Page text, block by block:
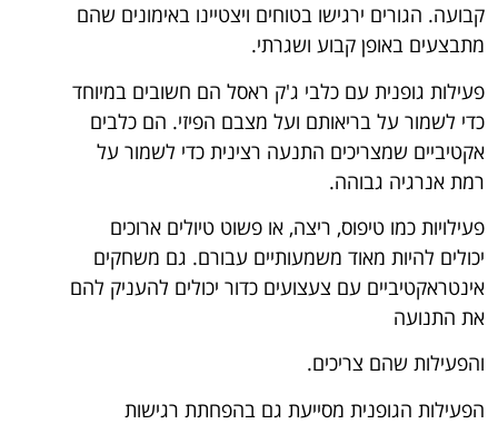
קבועה. הגורים ירגישו בטוחים ויצטיינו באימונים שהם
מתבצעים באופן קבוע ושגרתי.
פעילות גופנית עם כלבי ג'ק ראסל הם חשובים במיוחד
כדי לשמור על בריאותם ועל מצבם הפיזי. הם כלבים
אקטיביים שמצריכים התנעה רצינית כדי לשמור על
רמת אנרגיה גבוהה.
פעילויות כמו טיפוס, ריצה, או פשוט טיולים ארוכים
יכולים להיות מאוד משמעותיים עבורם. גם משחקים
אינטראקטיביים עם צעצועים כדור יכולים להעניק להם
את התנועה
והפעילות שהם צריכים.
הפעילות הגופנית מסייעת גם בהפחתת רגישות